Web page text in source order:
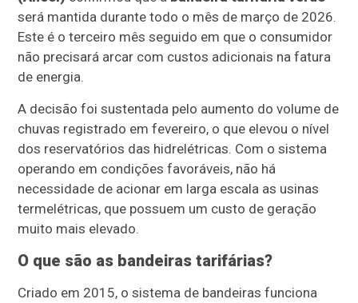
será mantida durante todo o mês de março de 2026.
Este é o terceiro mês seguido em que o consumidor
não precisará arcar com custos adicionais na fatura
de energia.
A decisão foi sustentada pelo aumento do volume de
chuvas registrado em fevereiro, o que elevou o nível
dos reservatórios das hidrelétricas. Com o sistema
operando em condições favoráveis, não há
necessidade de acionar em larga escala as usinas
termelétricas, que possuem um custo de geração
muito mais elevado.
O que são as bandeiras tarifárias?
Criado em 2015, o sistema de bandeiras funciona